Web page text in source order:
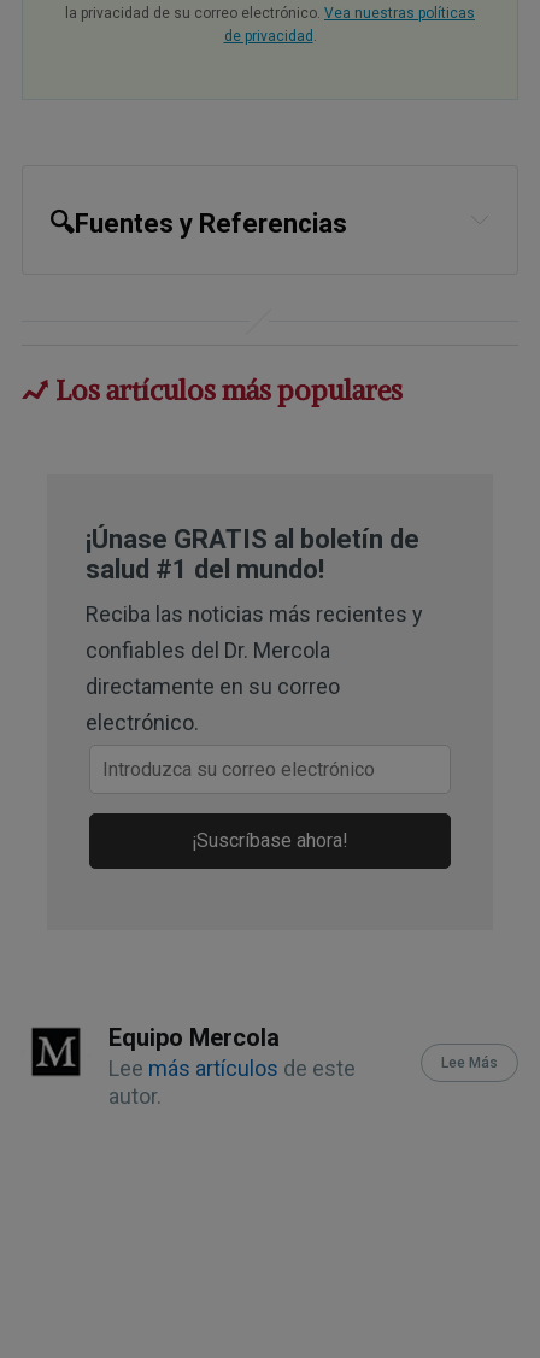
la privacidad de su correo electrónico. Vea nuestras políticas
de privacidad .
🔍Fuentes y Referencias
939
Asian Journal of Psychiatry July
2024, Volume 97, 104068, Introduction
11 Scientific Reports March 31, 2023
Los artículos más populares
¡Únase GRATIS al boletín de
salud #1 del mundo!
Reciba las noticias más recientes y
confiables del Dr. Mercola
directamente en su correo
electrónico.
¡Suscríbase ahora!
Equipo Mercola
Lee más artículos de este
autor.
Lee Más